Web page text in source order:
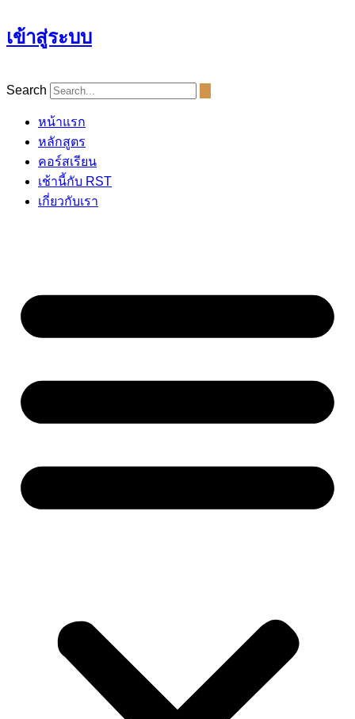
เข้าสู่ระบบ
Search
หน้าแรก
หลักสูตร
คอร์สเรียน
เช้านี้กับ RST
เกี่ยวกับเรา